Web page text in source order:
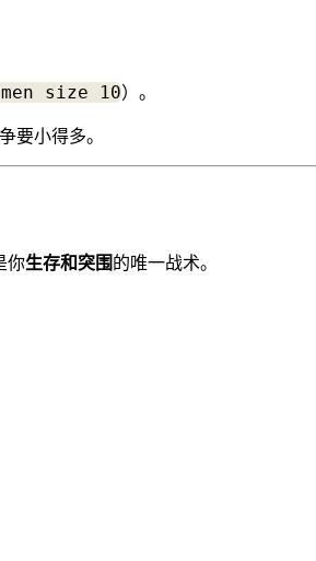
size 10）。
要小得多。
你生存和突围的唯一战术。